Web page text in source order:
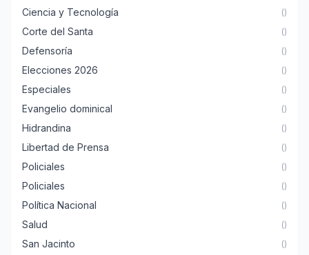
Ciencia y Tecnología ()
Corte del Santa ()
Defensoría ()
Elecciones 2026 ()
Especiales ()
Evangelio dominical ()
Hidrandina ()
Libertad de Prensa ()
Policiales ()
Policiales ()
Política Nacional ()
Salud ()
San Jacinto ()